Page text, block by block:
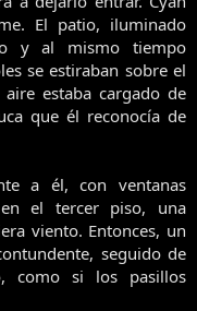
El patio, iluminado
y al mismo tiempo
se estiraban sobre el
estaba cargado de
que él reconocía de
a él, con ventanas
el tercer piso, una
viento. Entonces, un
seguido de
como si los pasillos